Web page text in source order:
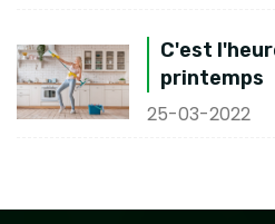
C'est
printemps
25-03-2022